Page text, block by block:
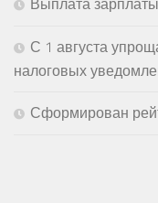
С 1 августа
налоговых
Сформирован